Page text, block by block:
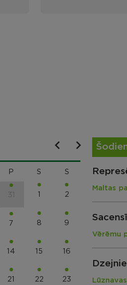
P S S
31 1 2
7 8 9
14 15 16
21 22 23
Maltas
Vērēmu